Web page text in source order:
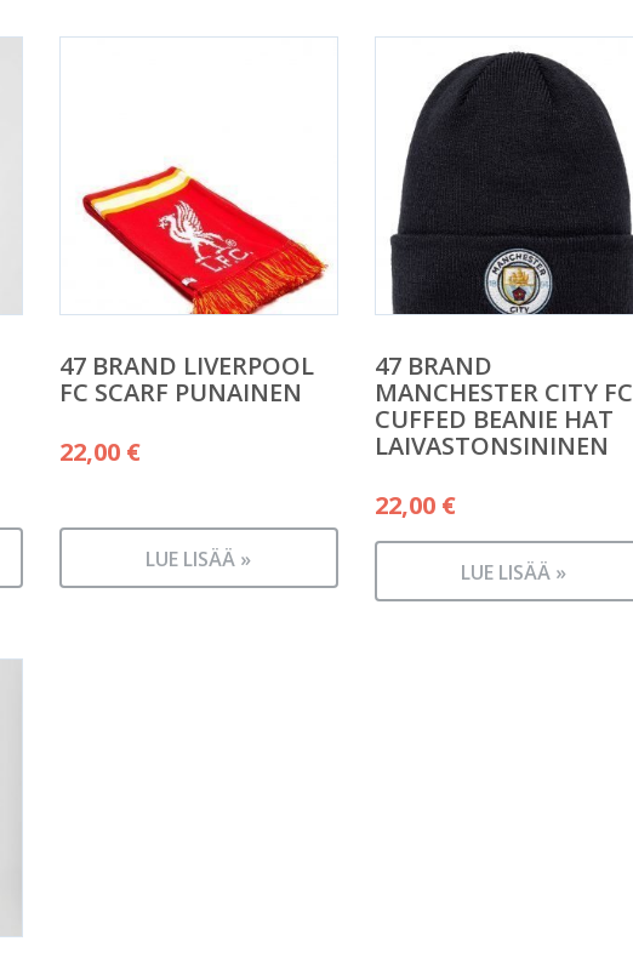
47 BRAND LIVERPOOL
FC SCARF PUNAINEN
22,00 €
LUE LISÄÄ »
47 BRAND
MANCHESTER CITY FC
CUFFED BEANIE HAT
LAIVASTONSININEN
22,00 €
LUE LISÄÄ »